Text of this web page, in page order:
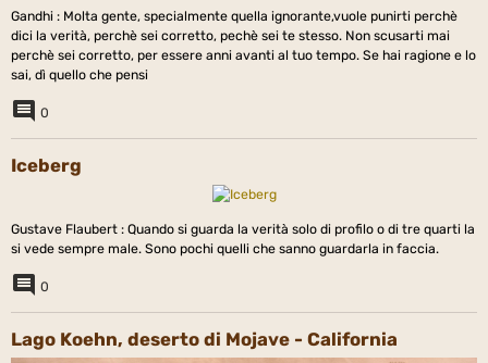
Gandhi : Molta gente, specialmente quella ignorante,vuole punirti perchè
dici la verità, perchè sei corretto, pechè sei te stesso. Non scusarti mai
perchè sei corretto, per essere anni avanti al tuo tempo. Se hai ragione e lo
sai, dì quello che pensi
0
Iceberg
Gustave Flaubert : Quando si guarda la verità solo di profilo o di tre quarti la
si vede sempre male. Sono pochi quelli che sanno guardarla in faccia.
0
Lago Koehn, deserto di Mojave - California